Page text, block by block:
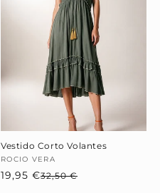
Vestido Corto Volantes
Proveedor:
ROCIO VERA
32,50 €
19,95 €